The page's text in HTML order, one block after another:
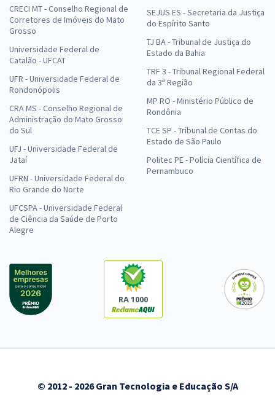
CRECI MT - Conselho Regional de
Corretores de Imóveis do Mato
Grosso
Universidade Federal de
Catalão - UFCAT
UFR - Universidade Federal de
Rondonópolis
CRA MS - Conselho Regional de
Administração do Mato Grosso
do Sul
UFJ - Universidade Federal de
Jataí
UFRN - Universidade Federal do
Rio Grande do Norte
UFCSPA - Universidade Federal
de Ciência da Saúde de Porto
Alegre
SEJUS ES - Secretaria da Justiça
do Espírito Santo
TJ BA - Tribunal de Justiça do
Estado da Bahia
TRF 3 - Tribunal Regional Federal
da 3ª Região
MP RO - Ministério Público de
Rondônia
TCE SP - Tribunal de Contas do
Estado de São Paulo
Politec PE - Polícia Científica de
Pernambuco
RA 1000
© 2012 - 2026 Gran Tecnologia e Educação S/A